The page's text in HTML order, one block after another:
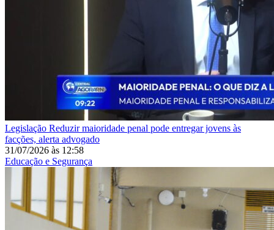
Legislação Reduzir maioridade penal pode entregar jovens às
facções, alerta advogado
31/07/2026 às 12:58
Educação e Segurança